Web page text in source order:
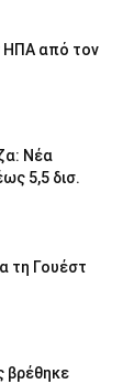
ΗΠΑ από τον
Νέα
5,5 δισ.
τη Γουέστ
βρέθηκε